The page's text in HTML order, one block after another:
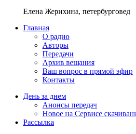
Елена Жерихина, петербурговед
Главная
О радио
Авторы
Передачи
Архив вещания
Ваш вопрос в прямой эфир
Контакты
День за днем
Анонсы передач
Новое на Сервисе
Рассылка